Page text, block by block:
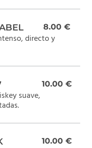
8.00 €
directo y
10.00 €
suave,
10.00 €